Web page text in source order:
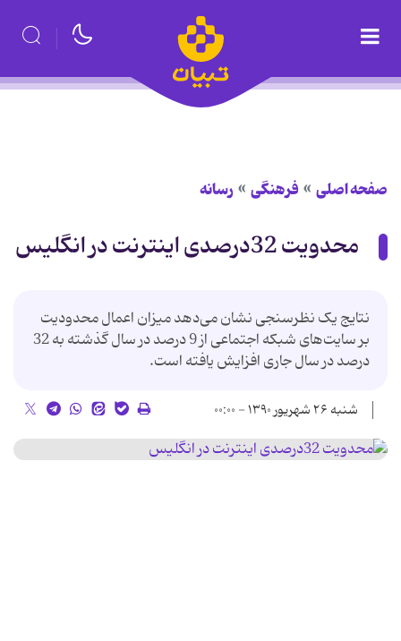
صفحه اصلی فرهنگی رسانه
محدویت 32درصدی اینترنت در انگلیس
نتایج یک نظرسنجی نشان می‌دهد میزان اعمال محدودیت
بر سایت‌های شبکه اجتماعی از 9 درصد در سال گذشته به 32
درصد در سال جاری افزایش یافته است.
شنبه ۲۶ شهریور ۱۳۹۰ - ۰۰:۰۰